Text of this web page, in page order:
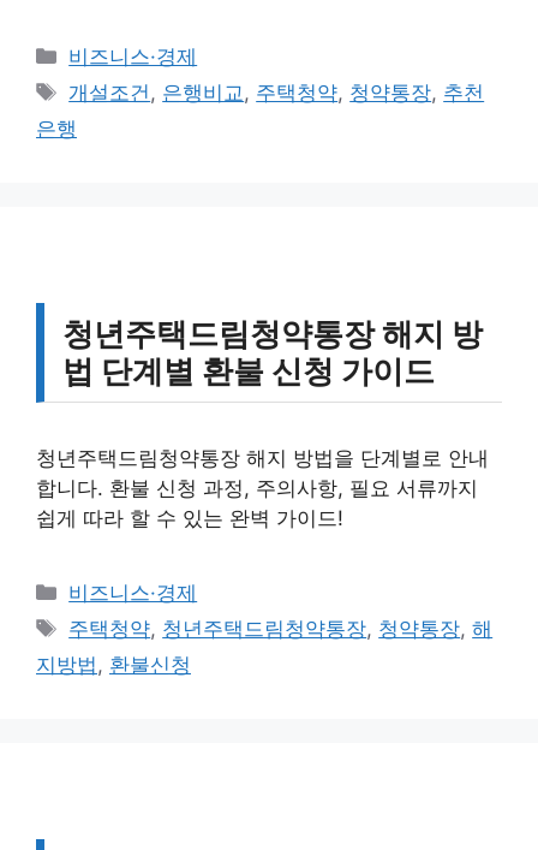
카
테
리
비즈니스·경제
태
그
개설조건, 은행비교, 주택청약, 청약통장, 추천
은행
청년주택드림청약통장 해지 방
법 단계별 환불 신청 가이드
청년주택드림청약통장 해지 방법을 단계별로 안내
합니다. 환불 신청 과정, 주의사항, 필요 서류까지
쉽게 따라 할 수 있는 완벽 가이드!
카
테
리
비즈니스·경제
태
그
주택청약, 청년주택드림청약통장, 청약통장,해
지방법, 환불신청